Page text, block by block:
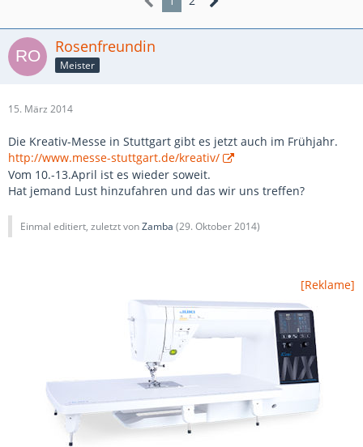
Rosenfreundin
Meister
15. März 2014
Die Kreativ-Messe in Stuttgart gibt es jetzt auch im Frühjahr.
http://www.messe-stuttgart.de/kreativ/
Vom 10.-13.April ist es wieder soweit.
Hat jemand Lust hinzufahren und das wir uns treffen?
Einmal editiert, zuletzt vonZamba (29. Oktober 2014)
[Reklame]